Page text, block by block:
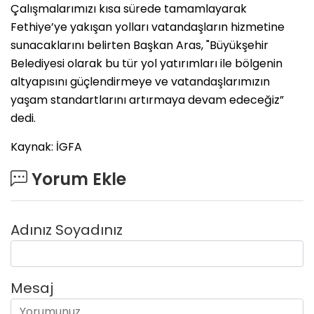
Çalışmalarımızı kısa sürede tamamlayarak
Fethiye’ye yakışan yolları vatandaşların hizmetine
sunacaklarını belirten Başkan Aras, "Büyükşehir
Belediyesi olarak bu tür yol yatırımları ile bölgenin
altyapısını güçlendirmeye ve vatandaşlarımızın
yaşam standartlarını artırmaya devam edeceğiz”
dedi.
Kaynak: İGFA
Yorum Ekle
Adınız Soyadınız
Mesaj